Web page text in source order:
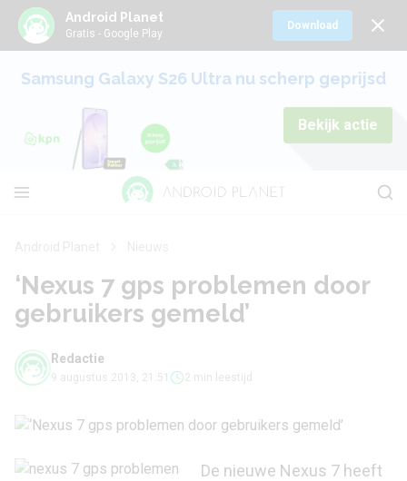
Android Planet
Gratis - Google Play
Download
Samsung Galaxy S26 Ultra nu scherp geprijsd
Bekijk actie
‘Nexus 7 gps problemen door
gebruikers gemeld’
Redactie
9 augustus 2013, 21:51 2 min leestijd
De nieuwe Nexus 7 heeft